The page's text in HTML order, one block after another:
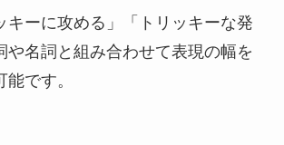
キーに攻める」「トリッキーな発
や名詞と組み合わせて表現の幅を
です。